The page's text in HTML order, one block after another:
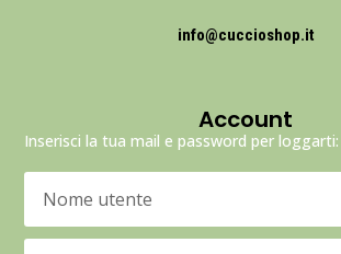
info@cuccioshop.it
Account
Inserisci la tua mail e password per loggarti: